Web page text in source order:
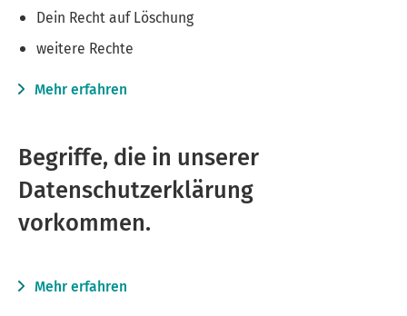
Dein Recht auf Löschung
weitere Rechte
Mehr erfahren
Begriffe, die in unserer
Datenschutzerklärung
vorkommen.
Mehr erfahren